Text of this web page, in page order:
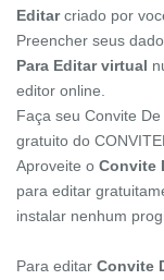
Editarcriado por
Preencher seus
Para Editar virtual
editor online.
Faça seu Convite
gratuito do
Aproveite o Convite
para editar
instalar nenhum
Para editar Convite